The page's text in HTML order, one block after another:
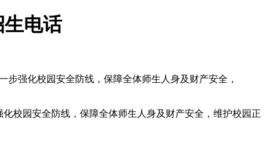
电话
强化校园安全防线，保障全体师生人身及财产安全，
校园安全防线，保障全体师生人身及财产安全，维护校园正